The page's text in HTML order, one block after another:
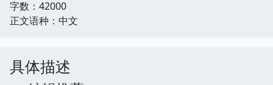
字数：42000
正文语种：中文
具体描述